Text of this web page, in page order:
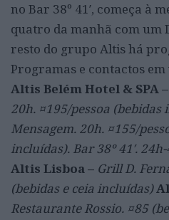
no Bar 38º 41′, começa à
quatro da manhã com um
resto do grupo Altis há
Programas e contactos
Altis Belém Hotel & SPA –
20h. ¤195/pessoa
Mensagem. 20h. ¤155/
incluídas). Bar 38º 41′.
Altis Lisboa – Grill D.
(bebidas e ceia incluídas)
Restaurante Rossio. ¤85